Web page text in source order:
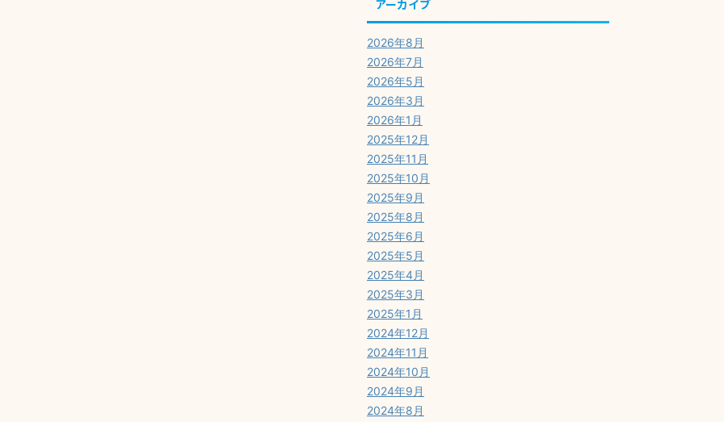
アーカイブ
2026年8月
2026年7月
2026年5月
2026年3月
2026年1月
2025年12月
2025年11月
2025年10月
2025年9月
2025年8月
2025年6月
2025年5月
2025年4月
2025年3月
2025年1月
2024年12月
2024年11月
2024年10月
2024年9月
2024年8月